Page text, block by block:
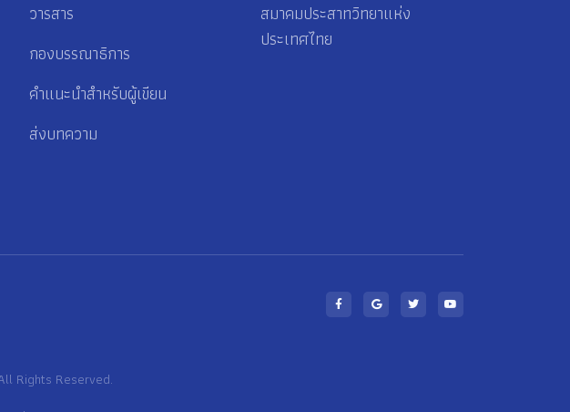
วารสาร
กองบรรณาธิการ
คำแนะนำสำหรับผู้เขียน
ส่งบทความ
สมาคมประสาทวิทยาแห่ง
ประเทศไทย
Rights Reserved.